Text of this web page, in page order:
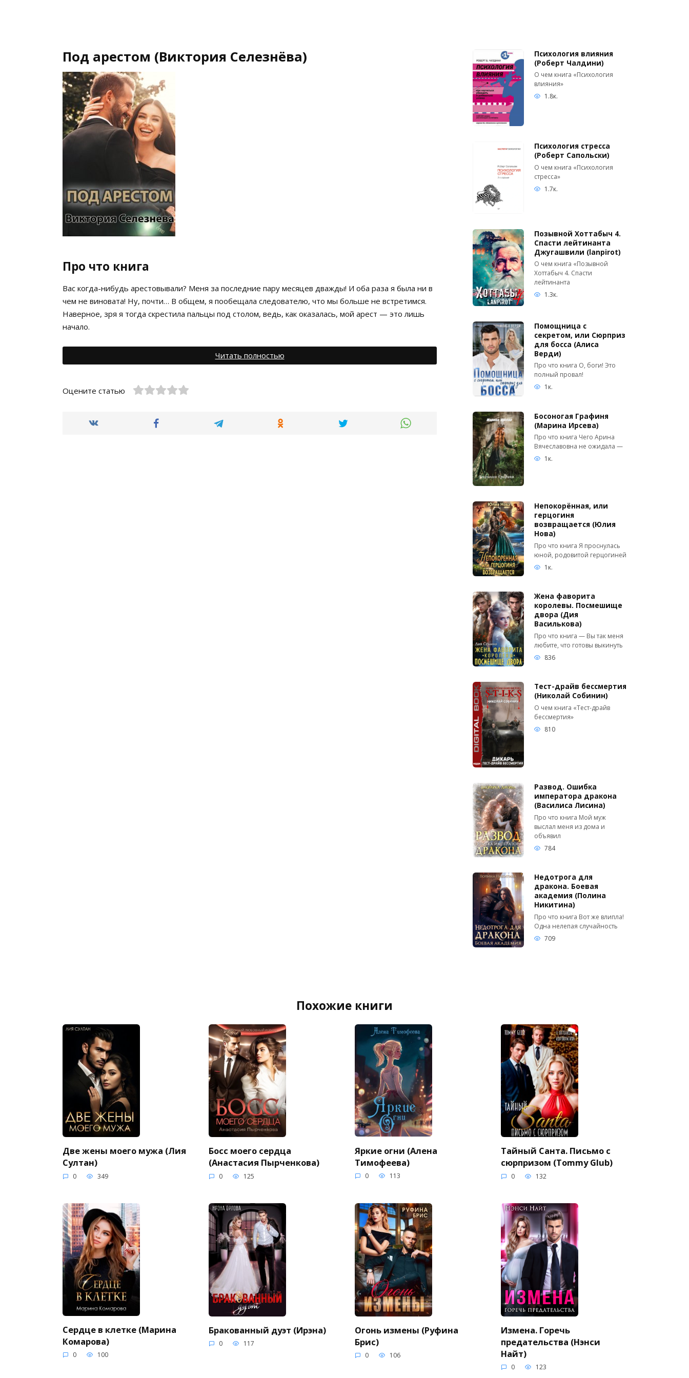
Под арестом (Виктория Селезнёва)
Про что книга
Вас когда-нибудь арестовывали? Меня за последние пару месяцев дважды! И оба раза я была ни в
чем не виновата! Ну, почти… В общем, я пообещала следователю, что мы больше не встретимся.
Наверное, зря я тогда скрестила пальцы под столом, ведь, как оказалась, мой арест — это лишь
начало.
Читать полностью
Оцените статью
Психология влияния
(Роберт Чалдини)
О чем книга «Психология
влияния»
1.8к.
Психология стресса
(Роберт Сапольски)
О чем книга «Психология
стресса»
1.7к.
Позывной Хоттабыч 4.
Спасти лейтинанта
Джугашвили (lanpirot)
О чем книга «Позывной
Хоттабыч 4. Спасти
лейтинанта
1.3к.
Помощница с
секретом, или Сюрприз
для босса (Алиса
Верди)
Про что книга О, боги! Это
полный провал!
1к.
Босоногая Графиня
(Марина Ирсева)
Про что книга Чего Арина
Вячеславовна не ожидала —
1к.
Непокорённая, или
герцогиня
возвращается (Юлия
Нова)
Про что книга Я проснулась
юной, родовитой герцогиней
1к.
Жена фаворита
королевы. Посмешище
двора (Дия
Василькова)
Про что книга — Вы так меня
любите, что готовы выкинуть
836
Тест-драйв бессмертия
(Николай Собинин)
О чем книга «Тест-драйв
бессмертия»
810
Развод. Ошибка
императора дракона
(Василиса Лисина)
Про что книга Мой муж
выслал меня из дома и
объявил
784
Недотрога для
дракона. Боевая
академия (Полина
Никитина)
Про что книга Вот же влипла!
Одна нелепая случайность
709
Похожие книги
Две жены моего мужа (Лия
Султан)
0 349
Босс моего сердца
(Анастасия Пырченкова)
0 125
Яркие огни (Алена
Тимофеева)
0 113
Тайный Санта. Письмо с
сюрпризом (Tommy Glub)
0 132
Сердце в клетке (Марина
Комарова)
0 100
Бракованный дуэт (Ирэна)
0 117
Огонь измены (Руфина
Брис)
0 106
Измена. Горечь
предательства (Нэнси
Найт)
0 123